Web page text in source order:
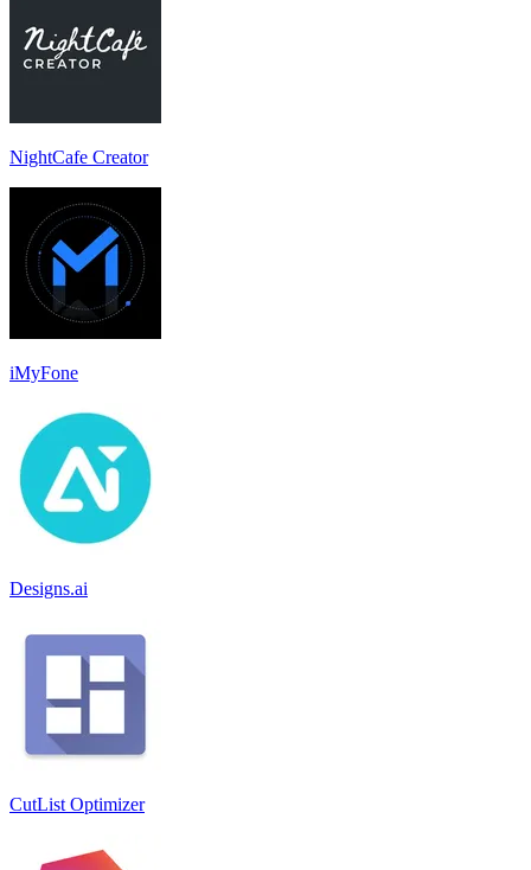
NightCafe Creator
iMyFone
Designs.ai
CutList Optimizer